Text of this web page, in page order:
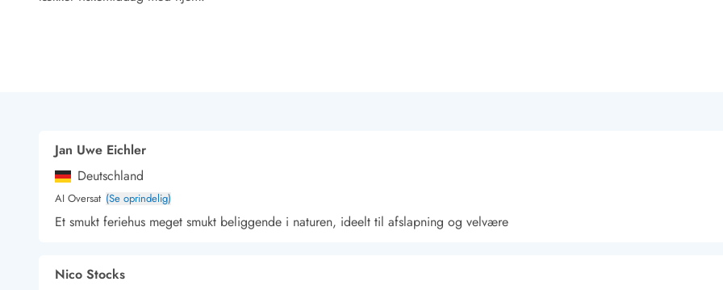
Minigolf i Vestjylland
Svømmehaller og badelande
Golfferie i sommerhus
Jan Uwe Eichler
Deutschland
AI Oversat (Se oprindelig)
Et smukt feriehus meget smukt beliggende i naturen, ideelt til afslapning og velvære
Nico Stocks